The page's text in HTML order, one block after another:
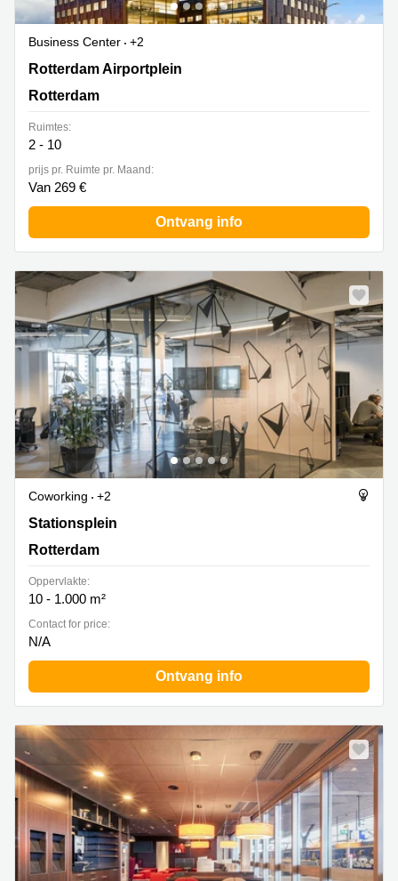
Business Center
+2
Rotterdam Airportplein 22,1ste verdieping, Rotterdam
Rotterdam Airportplein
Rotterdam
Ruimtes:
2 - 10
prijs pr. Ruimte pr. Maand:
Van 269 €
Ontvang info
Coworking
+2
Stationsplein 45, Rotterdam
Stationsplein
Rotterdam
Oppervlakte:
10 - 1.000 m²
Contact for price:
N/A
Ontvang info